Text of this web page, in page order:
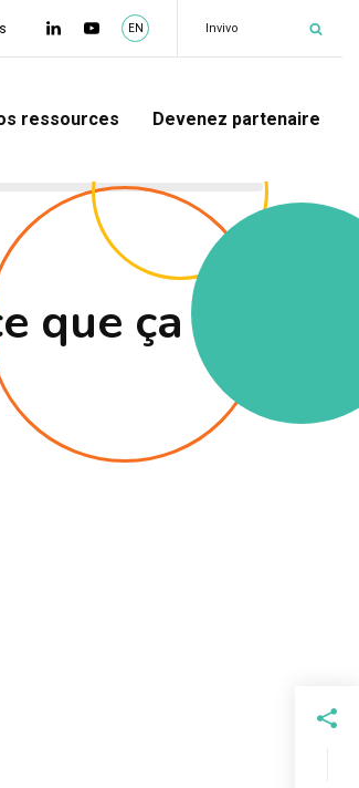
EN Invivo
ressources Devenez partenaire
que ça